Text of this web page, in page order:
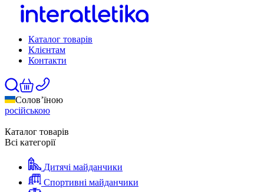
Каталог товарів
Клієнтам
Контакти
Солов’їною
російською
Каталог товарів
Всі категорії
Дитячі майданчики
Спортивні майданчики